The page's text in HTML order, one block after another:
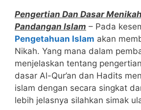
Pengertian Dan Dasar
Pandangan Islam – Pada
Pengetahuan Islam akan
Nikah. Yang mana dalam
menjelaskan tentang
dasar Al-Qur’an dan Hadits
islam dengan secara singkat
lebih jelasnya silahkan simak